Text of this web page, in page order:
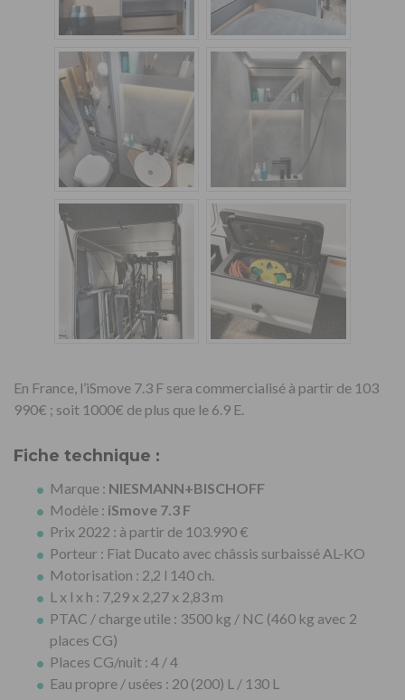
En France, l’iSmove 7.3 F sera commercialisé à partir de 103
990€ ; soit 1000€ de plus que le 6.9 E.
Fiche technique :
Marque : NIESMANN+BISCHOFF
Modèle : iSmove 7.3 F
Prix 2022 : à partir de 103.990 €
Porteur : Fiat Ducato avec châssis surbaissé AL-KO
Motorisation : 2,2 l 140 ch.
L x l x h : 7,29 x 2,27 x 2,83 m
PTAC / charge utile : 3500 kg / NC (460 kg avec 2
places CG)
Places CG/nuit : 4 / 4
Eau propre / usées : 20 (200) L / 130 L